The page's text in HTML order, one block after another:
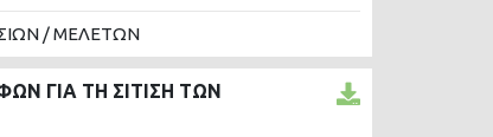
/ ΜΕΛΕΤΩΝ
ΓΙΑ ΤΗ ΣΙΤΙΣΗ ΤΩΝ